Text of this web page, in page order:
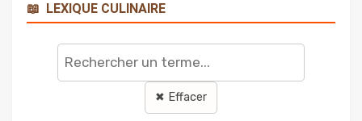
📖 LEXIQUE CULINAIRE
Rechercher
terme
✖ Effacer